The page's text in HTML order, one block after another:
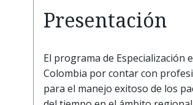
Presentación
El programa de Especialización
Colombia por contar con
para el manejo exitoso de los